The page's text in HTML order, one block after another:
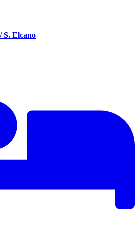
S. Elcano